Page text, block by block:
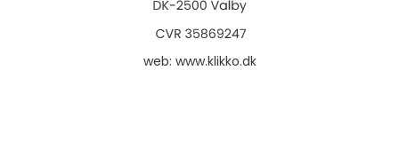
web: www.klikko.dk